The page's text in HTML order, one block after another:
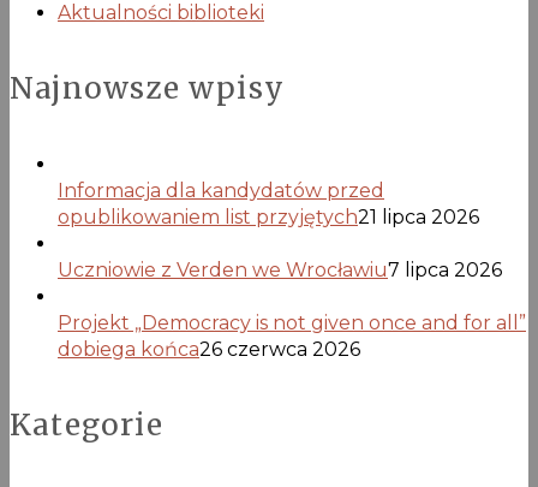
Aktualności biblioteki
Najnowsze wpisy
Informacja dla kandydatów przed
opublikowaniem list przyjętych21 lipca 2026
Uczniowie z Verden we Wrocławiu7 lipca 2026
Projekt „Democracy is not given once and for all”
dobiega końca26 czerwca 2026
Kategorie